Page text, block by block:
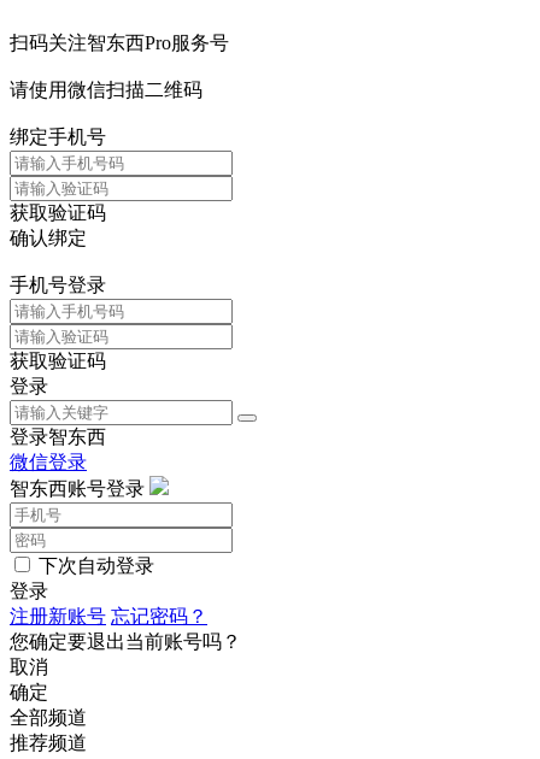
扫码关注智东西Pro服务号
请使用微信扫描二维码
绑定手机号
获取验证码
确认绑定
手机号登录
获取验证码
登录
登录智东西
微信登录
智东西账号登录
下次自动登录
登录
注册新账号 忘记密码？
您确定要退出当前账号吗？
取消
确定
全部频道
推荐频道